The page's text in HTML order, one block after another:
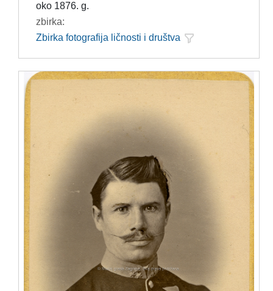
oko 1876. g.
zbirka:
Zbirka fotografija ličnosti i društva